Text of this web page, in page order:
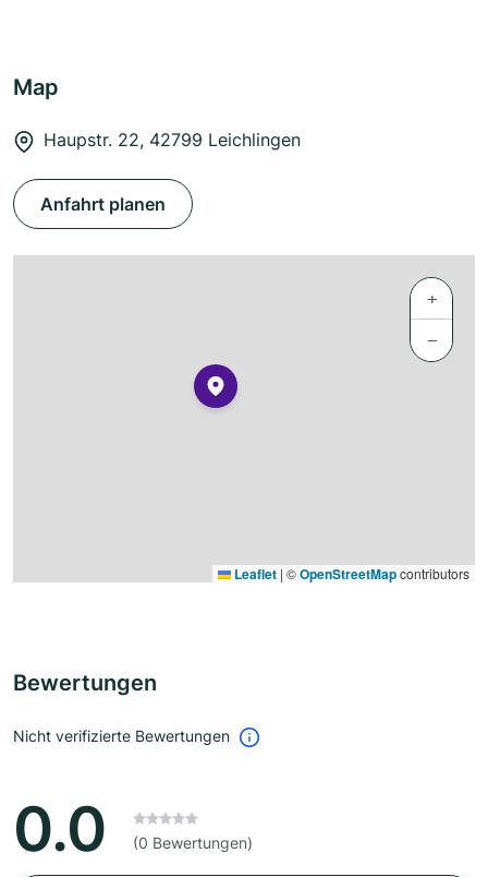
Map
Haupstr. 22, 42799 Leichlingen
Anfahrt planen
+
−
Leaflet | ©OpenStreetMapcontributors
Bewertungen
Nicht verifizierte Bewertungen
0.0 (0 Bewertungen)